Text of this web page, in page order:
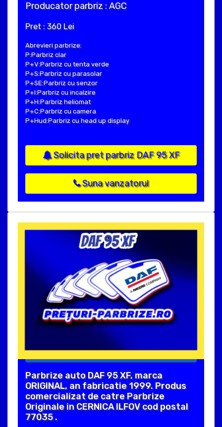
Producator parbriz : AGC
Pret : 360 Lei
Abrevieri parbrize:
P:Parbriz clar
P+V:Parbriz cu tenta verde
P+S:Parbriz cu parasolar
P+SE:Parbriz cu senzor
P+I:Parbriz cu incalzire
P+H:Parbriz heliomat
P+C:Parbriz cu camera
P+Hud:Parbriz cu head up display
Solicita pret parbriz DAF 95 XF
Suna vanzatorul
Parbrize auto DAF 95 XF, marca
ORIGINAL, an fabricatie 1999. Produs
comercializat de catre Parbrize
Originale in CERNICA ILFOV cod postal
77035 .